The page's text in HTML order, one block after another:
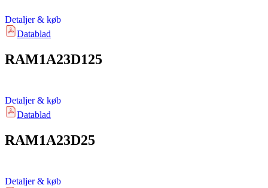
Detaljer & køb
Datablad
RAM1A23D125
Detaljer & køb
Datablad
RAM1A23D25
Detaljer & køb